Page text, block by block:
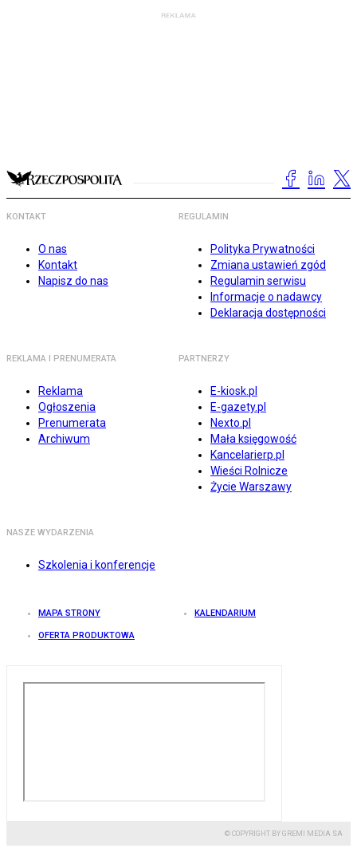
KONTAKT
O nas
Kontakt
Napisz do nas
REGULAMIN
Polityka Prywatności
Zmiana ustawień zgód
Regulamin serwisu
Informacje o nadawcy
Deklaracja dostępności
REKLAMA I PRENUMERATA
Reklama
Ogłoszenia
Prenumerata
Archiwum
PARTNERZY
E-kiosk.pl
E-gazety.pl
Nexto.pl
Mała księgowość
Kancelarierp.pl
Wieści Rolnicze
Życie Warszawy
NASZE WYDARZENIA
Szkolenia i konferencje
MAPA STRONY KALENDARIUM
OFERTA PRODUKTOWA
© COPYRIGHT BY GREMI MEDIA SA